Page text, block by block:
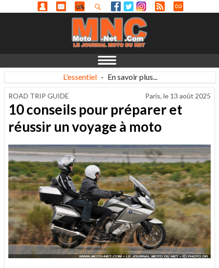
L'essentiel - En savoir plus...
ROAD TRIP GUIDE Paris, le 13 août 2025
10 conseils pour préparer et
réussir un voyage à moto